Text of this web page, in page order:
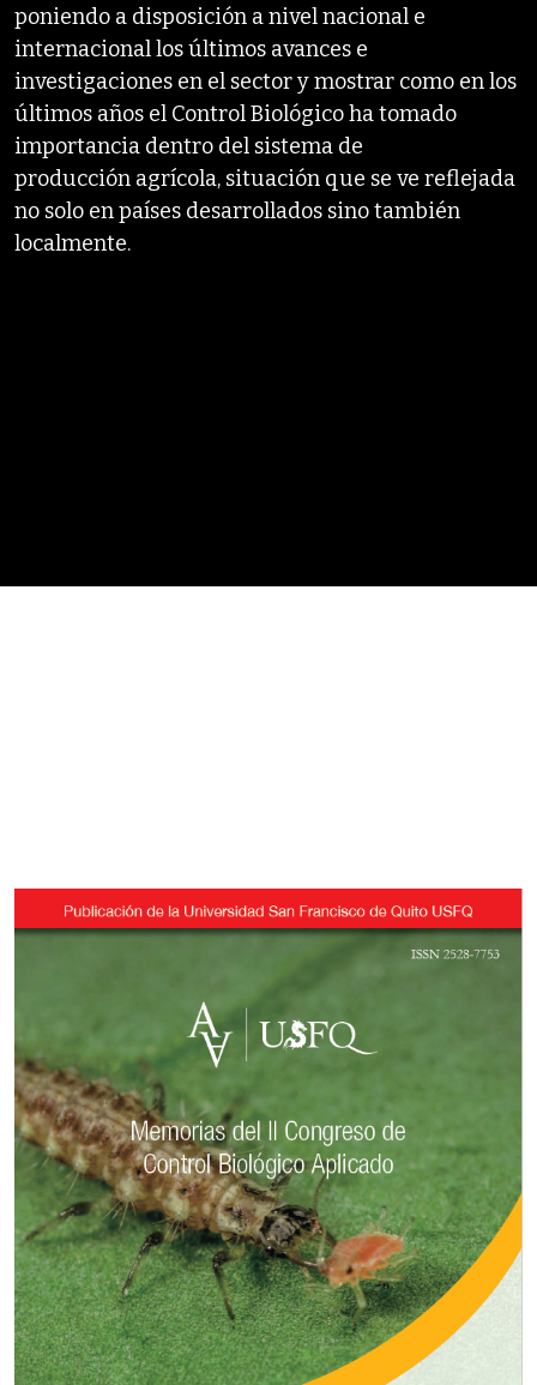
poniendo a disposición a nivel nacional e
internacional los últimos avances e
investigaciones en el sector y mostrar como en los
últimos años el Control Biológico ha tomado
importancia dentro del sistema de
producción agrícola, situación que se ve reflejada
no solo en países desarrollados sino también
localmente.